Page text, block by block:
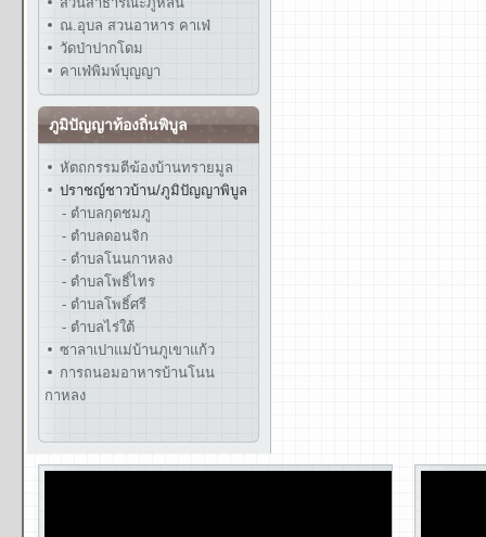
ณ.อุบล สวนอาหาร คาเฟ่
วัดป่าปากโดม
คาเฟ่พิมพ์บุญญา
ภูมิปัญญาท้องถิ่นพิบูล
หัตถกรรมตีฆ้องบ้านทรายมูล
ปราชญ์ชาวบ้าน/ภูมิปัญญาพิบูล
- ตำบลกุดชมภู
- ตำบลดอนจิก
- ตำบลโนนกาหลง
- ตำบลโพธิ์ไทร
- ตำบลโพธิ์ศรี
- ตำบลไร่ใต้
ซาลาเปาแม่บ้านภูเขาแก้ว
การถนอมอาหารบ้านโนน
กาหลง